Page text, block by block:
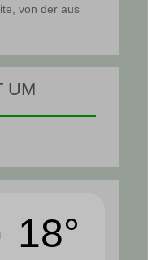
von der aus
UM
18°